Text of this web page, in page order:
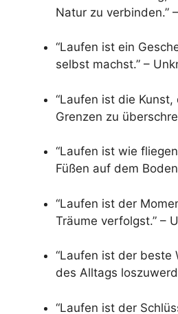
Natur zu verbinden.”
“Laufen ist ein
selbst machst.” –
“Laufen ist die Kunst,
Grenzen zu
“Laufen ist wie
Füßen auf dem
“Laufen ist der
Träume verfolgst.” –
“Laufen ist der beste
des Alltags
“Laufen ist der